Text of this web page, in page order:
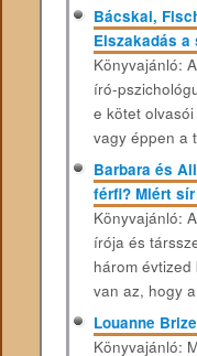
Bácskai,
Elszakadás a
Könyvajánló:
író-
e kötet
vagy éppen a
Barbara és
férfi? Miért sír
Könyvajánló:
írója és
három
van az, hogy
Louanne
Könyvajánló: